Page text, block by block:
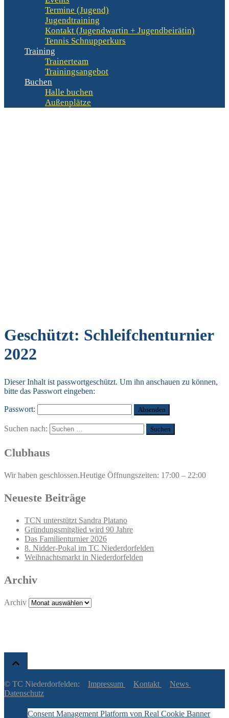
Termine (Jugend)
Jugendtraining
Kontakt (Jugendwartin + Jugendbeirätin)
Tennis Schnupperkurs
Training
Trainerteam
Trainingsangebot
Buchen
Halle buchen
Außenplätze
Geschützt: Schleifchenturnier
2022
Dieser Inhalt ist passwortgeschützt. Um ihn anschauen zu können,
bitte das Passwort eingeben:
Passwort:
Suchen nach:
Clubhaus
Wir haben geschlossen.Heutige Öffnungszeiten: 17:00 – 22:00
Neueste Beiträge
TCN unterstützt Sandra Platano
Gründungsmitglied wird 90 Jahre
Das Familienturnier 2026
8. Nidder-Pokal im TC Niederdorfelden
Weihnachtsmarkt in Niederdorfelden
Archiv
Archiv
© TC Niederdorfelden: Impressum Kontakt
News
Datenschutz
Consent Management Platform von Real Cookie Banner